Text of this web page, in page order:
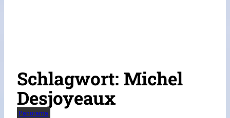
Schlagwort: Michel
Desjoyeaux
Panorama